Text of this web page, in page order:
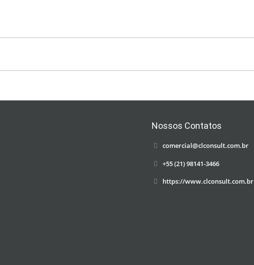
Nossos Contatos
comercial@clconsult.com.br
+55 (21) 98141-3466
https://www.clconsult.com.br